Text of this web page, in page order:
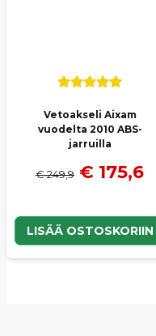
Vetoakseli Aixam
vuodelta 2010 ABS-
jarruilla
€ 249,9 € 175,6
LISÄÄ OSTOSKORIIN